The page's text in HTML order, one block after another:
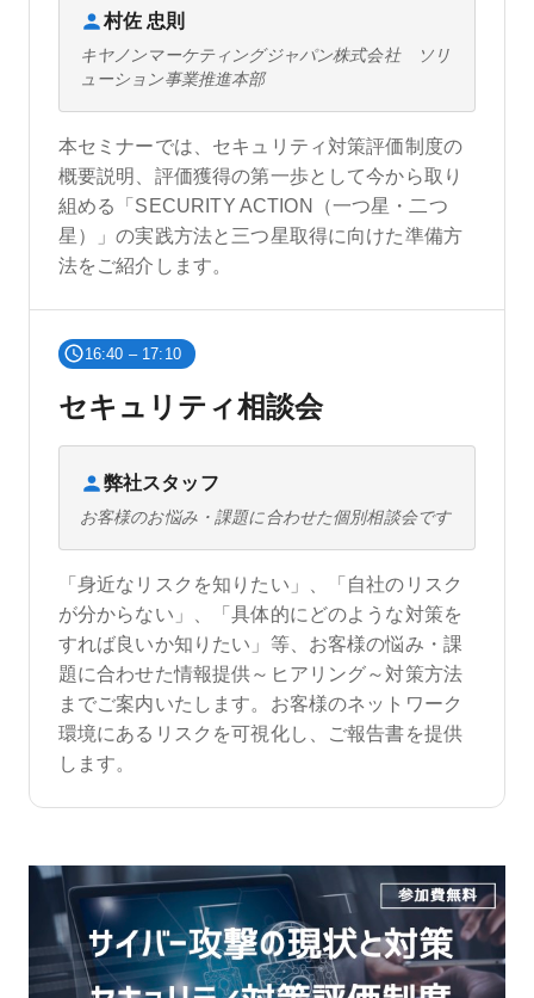
村佐 忠則
キヤノンマーケティングジャパン株式会社 ソリ
ューション事業推進本部
本セミナーでは、セキュリティ対策評価制度の
概要説明、評価獲得の第一歩として今から取り
組める「SECURITY ACTION（一つ星・二つ
星）」の実践方法と三つ星取得に向けた準備方
法をご紹介します。
16:40 – 17:10
セキュリティ相談会
弊社スタッフ
お客様のお悩み・課題に合わせた個別相談会です
「身近なリスクを知りたい」、「自社のリスク
が分からない」、「具体的にどのような対策を
すれば良いか知りたい」等、お客様の悩み・課
題に合わせた情報提供～ヒアリング～対策方法
までご案内いたします。お客様のネットワーク
環境にあるリスクを可視化し、ご報告書を提供
します。